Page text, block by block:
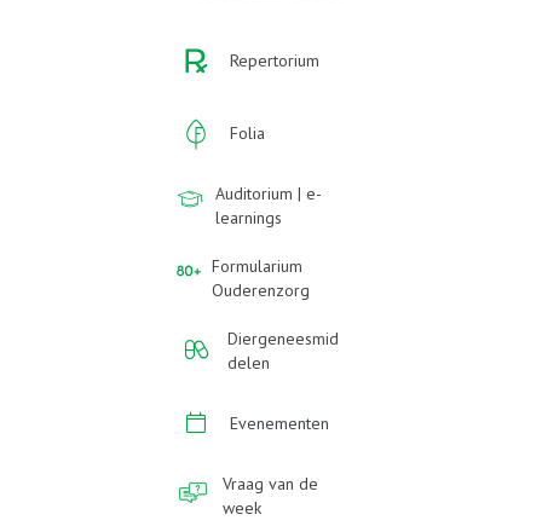
Repertorium
Folia
Auditorium | e-
learnings
Formularium
Ouderenzorg
Diergeneesmid
delen
Evenementen
Vraag van de
week